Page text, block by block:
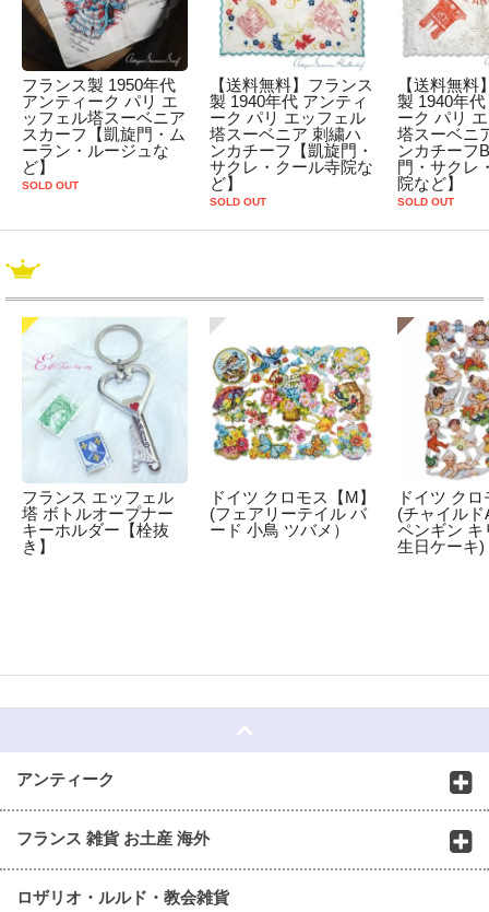
フランス製 1950年代
アンティーク パリ エ
ッフェル塔スーベニア
スカーフ【凱旋門・ム
ーラン・ルージュな
ど】
SOLD OUT
【送料無料】フランス
製 1940年代 アンティ
ーク パリ エッフェル
塔スーベニア 刺繍ハ
ンカチーフ【凱旋門・
サクレ・クール寺院な
ど】
SOLD OUT
【送料無料
製 1940年
ーク パリ
塔スーベニ
ンカチーフ
門・サクレ
院など】
SOLD OUT
フランス エッフェル
塔 ボトルオープナー
キーホルダー【栓抜
き】
ドイツ クロモス【M】
(フェアリーテイル バ
ード 小鳥 ツバメ）
ドイツ ク
(チャイルド
ペンギン キ
生日ケーキ)
アンティーク
フランス 雑貨 お土産 海外
ロザリオ・ルルド・教会雑貨